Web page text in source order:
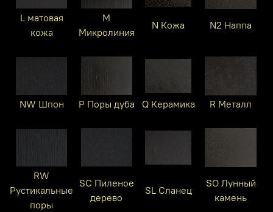
L матовая
кожа
M
Микролиния
N Кожа N2 Наппа
NW Шпон P Поры дуба Q Керамика R Металл
RW
Рустикальные
поры
SC Пиленое
дерево
SL Сланец
SO Лунный
камень